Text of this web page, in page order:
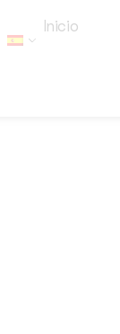
Inicio